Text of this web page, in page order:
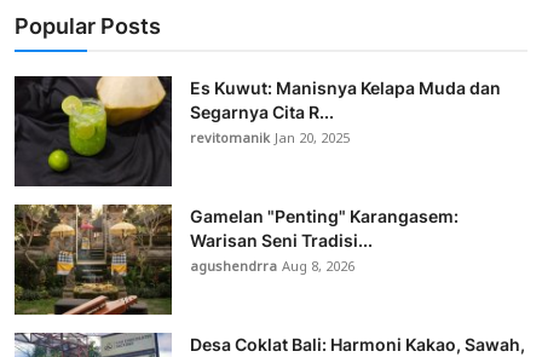
Popular Posts
Es Kuwut: Manisnya Kelapa Muda dan
Segarnya Cita R...
revitomanikJan 20, 2025
Gamelan "Penting" Karangasem:
Warisan Seni Tradisi...
agushendrraAug 8, 2026
Desa Coklat Bali: Harmoni Kakao, Sawah,